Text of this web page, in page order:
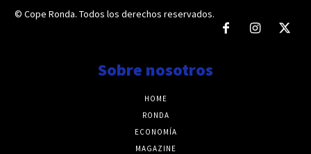
© Cope Ronda. Todos los derechos reservados.
Sobre nosotros
HOME
RONDA
ECONOMÍA
MAGAZINE